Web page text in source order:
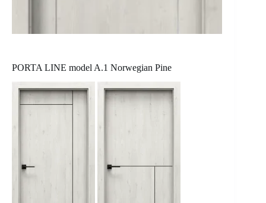
PORTA LINE model A.1 Norwegian Pine